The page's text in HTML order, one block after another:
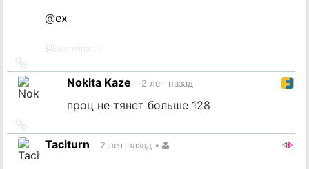
@ex
@
на
источникNokita Kaze 2 лет назад
проц не тянет больше 128
на
источник
Taciturn 2 лет назад •